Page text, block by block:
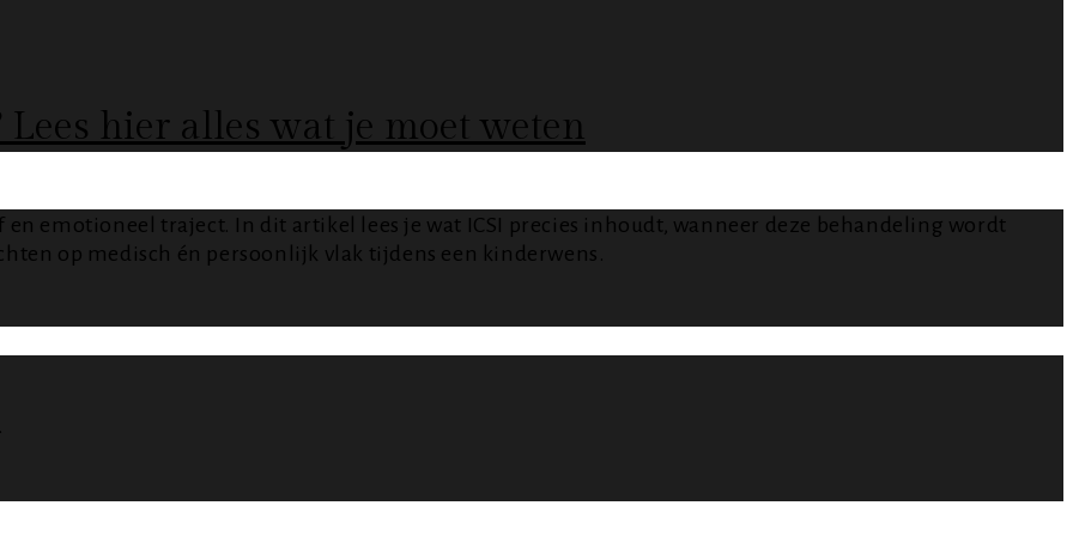
hier alles wat je moet weten
en emotioneel traject. In dit artikel lees je wat ICSI precies inhoudt, wanneer deze behandeling wordt
op medisch én persoonlijk vlak tijdens een kinderwens.